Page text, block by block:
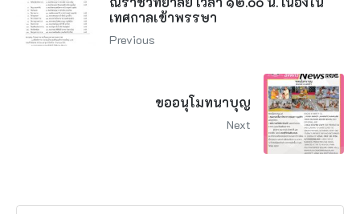
เทศกาลเข้าพรรษา
Previous
ขออนุโมทนาบุญ
Next